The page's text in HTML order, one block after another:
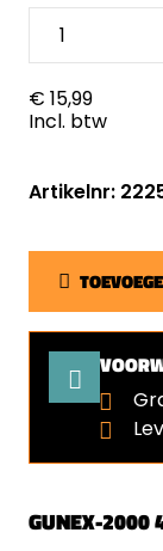
GUNEX-2000
€ 15,99
Incl. btw
Artikelnr: